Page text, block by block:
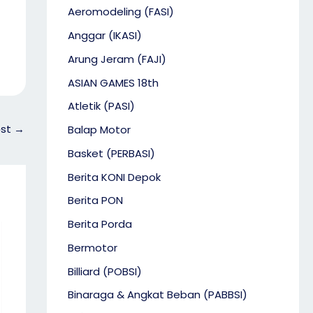
→
Aeromodeling (FASI)
Anggar (IKASI)
Arung Jeram (FAJI)
ASIAN GAMES 18th
Atletik (PASI)
Balap Motor
Basket (PERBASI)
Berita KONI Depok
Berita PON
Berita Porda
Bermotor
Billiard (POBSI)
Binaraga & Angkat Beban (PABBSI)